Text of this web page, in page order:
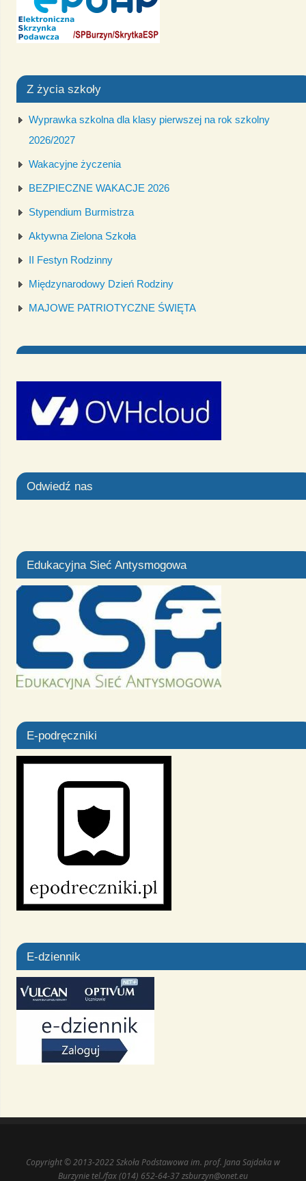
Z życia szkoły
Wyprawka szkolna dla klasy pierwszej na rok szkolny
2026/2027
Wakacyjne życzenia
BEZPIECZNE WAKACJE 2026
Stypendium Burmistrza
Aktywna Zielona Szkoła
II Festyn Rodzinny
Międzynarodowy Dzień Rodziny
MAJOWE PATRIOTYCZNE ŚWIĘTA
Odwiedź nas
Edukacyjna Sieć Antysmogowa
E-podręczniki
E-dziennik
Copyright © 2013-2022 Szkoła Podstawowa im. prof. Jana Sajdaka w
Burzynie tel./fax (014) 652-64-37 zsburzyn@onet.eu